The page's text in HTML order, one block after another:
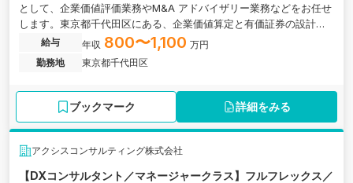
として、企業価値評価業務やM&A アドバイザリー業務などをお任せ
します。東京都千代田区にある、企業価値算定と有価証券の設計・
評価を中核とするコンサルティングファームの求人です。
給与 年収 800〜1,100 万円
勤務地
東京都千代田区
ブックマーク 詳細をみる
アクシスコンサルティング株式会社
【DXコンサルタント／マネージャークラス】フルフレックス／